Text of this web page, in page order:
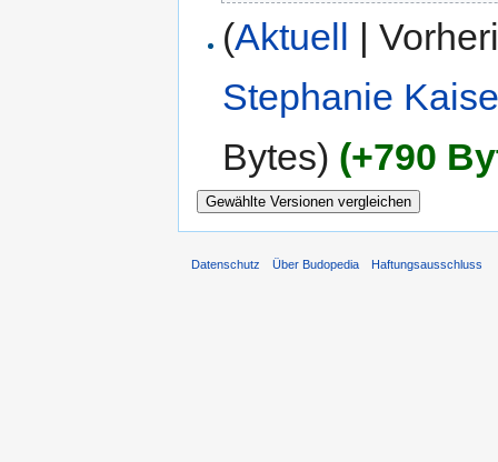
(Aktuell |
Stephanie
Bytes) (+790
Datenschutz Über Budopedia Haftungsausschluss